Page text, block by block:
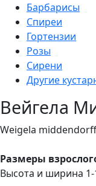
Барбарисы
Спиреи
Гортензии
Розы
Сирени
Другие
Вейгела
Weigela
Размеры
Высота и ширина 1-